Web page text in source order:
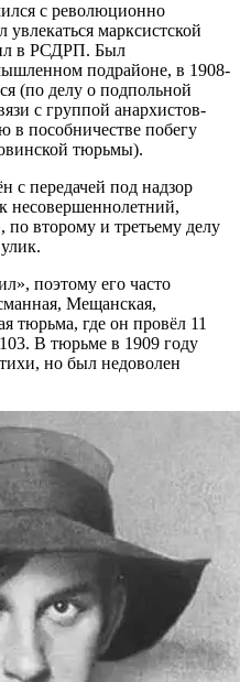
с революционно
марксистской
в РСДРП. Был
подрайоне, в 1908-
(по делу о подпольной
с группой анархистов-
в пособничестве побегу
тюрьмы).
с передачей под надзор
несовершеннолетний,
по второму и третьему делу
поэтому его часто
Мещанская,
тюрьма, где он провёл 11
В тюрьме в 1909 году
но был недоволен